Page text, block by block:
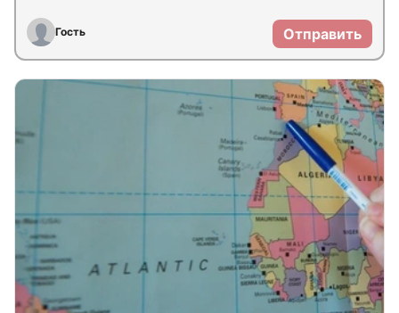
Гость Отправить